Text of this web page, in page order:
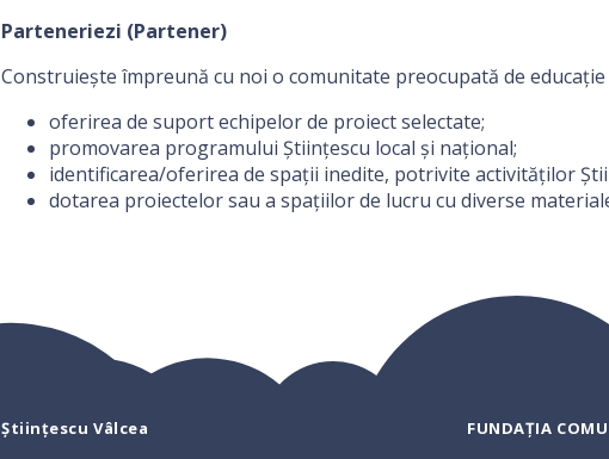
Parteneriezi (Partener)
Construiește împreună cu noi o comunitate preocupată de
oferirea de suport echipelor de proiect selectate;
promovarea programului Științescu local și național;
identificarea/oferirea de spații inedite, potrivite activităților
dotarea proiectelor sau a spațiilor de lucru cu diverse
Științescu Vâlcea FUNDAȚIA